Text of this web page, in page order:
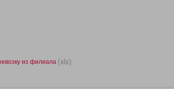
из филиала (xls)